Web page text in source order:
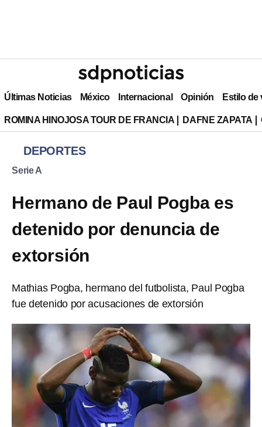
Últimas Noticias México Internacional Opinión Estilo de
ROMINA HINOJOSA TOUR DE FRANCIA DAFNE ZAPATA
DEPORTES
Serie A
Hermano de Paul Pogba es
detenido por denuncia de
extorsión
Mathias Pogba, hermano del futbolista, Paul Pogba
fue detenido por acusaciones de extorsión